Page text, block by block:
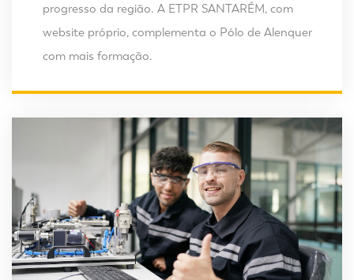
progresso da região. A ETPR SANTARÉM, com
website próprio, complementa o Pólo de Alenquer
com mais formação.